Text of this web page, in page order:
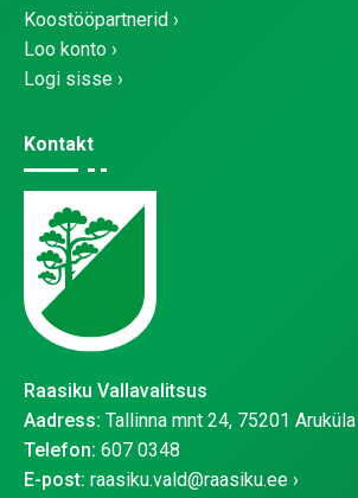
Koostööpartnerid
Loo konto
Logi sisse
Kontakt
Raasiku Vallavalitsus
Aadress: Tallinna mnt 24, 75201 Aruküla
Telefon: 607 0348
E-post: raasiku.vald@raasiku.ee